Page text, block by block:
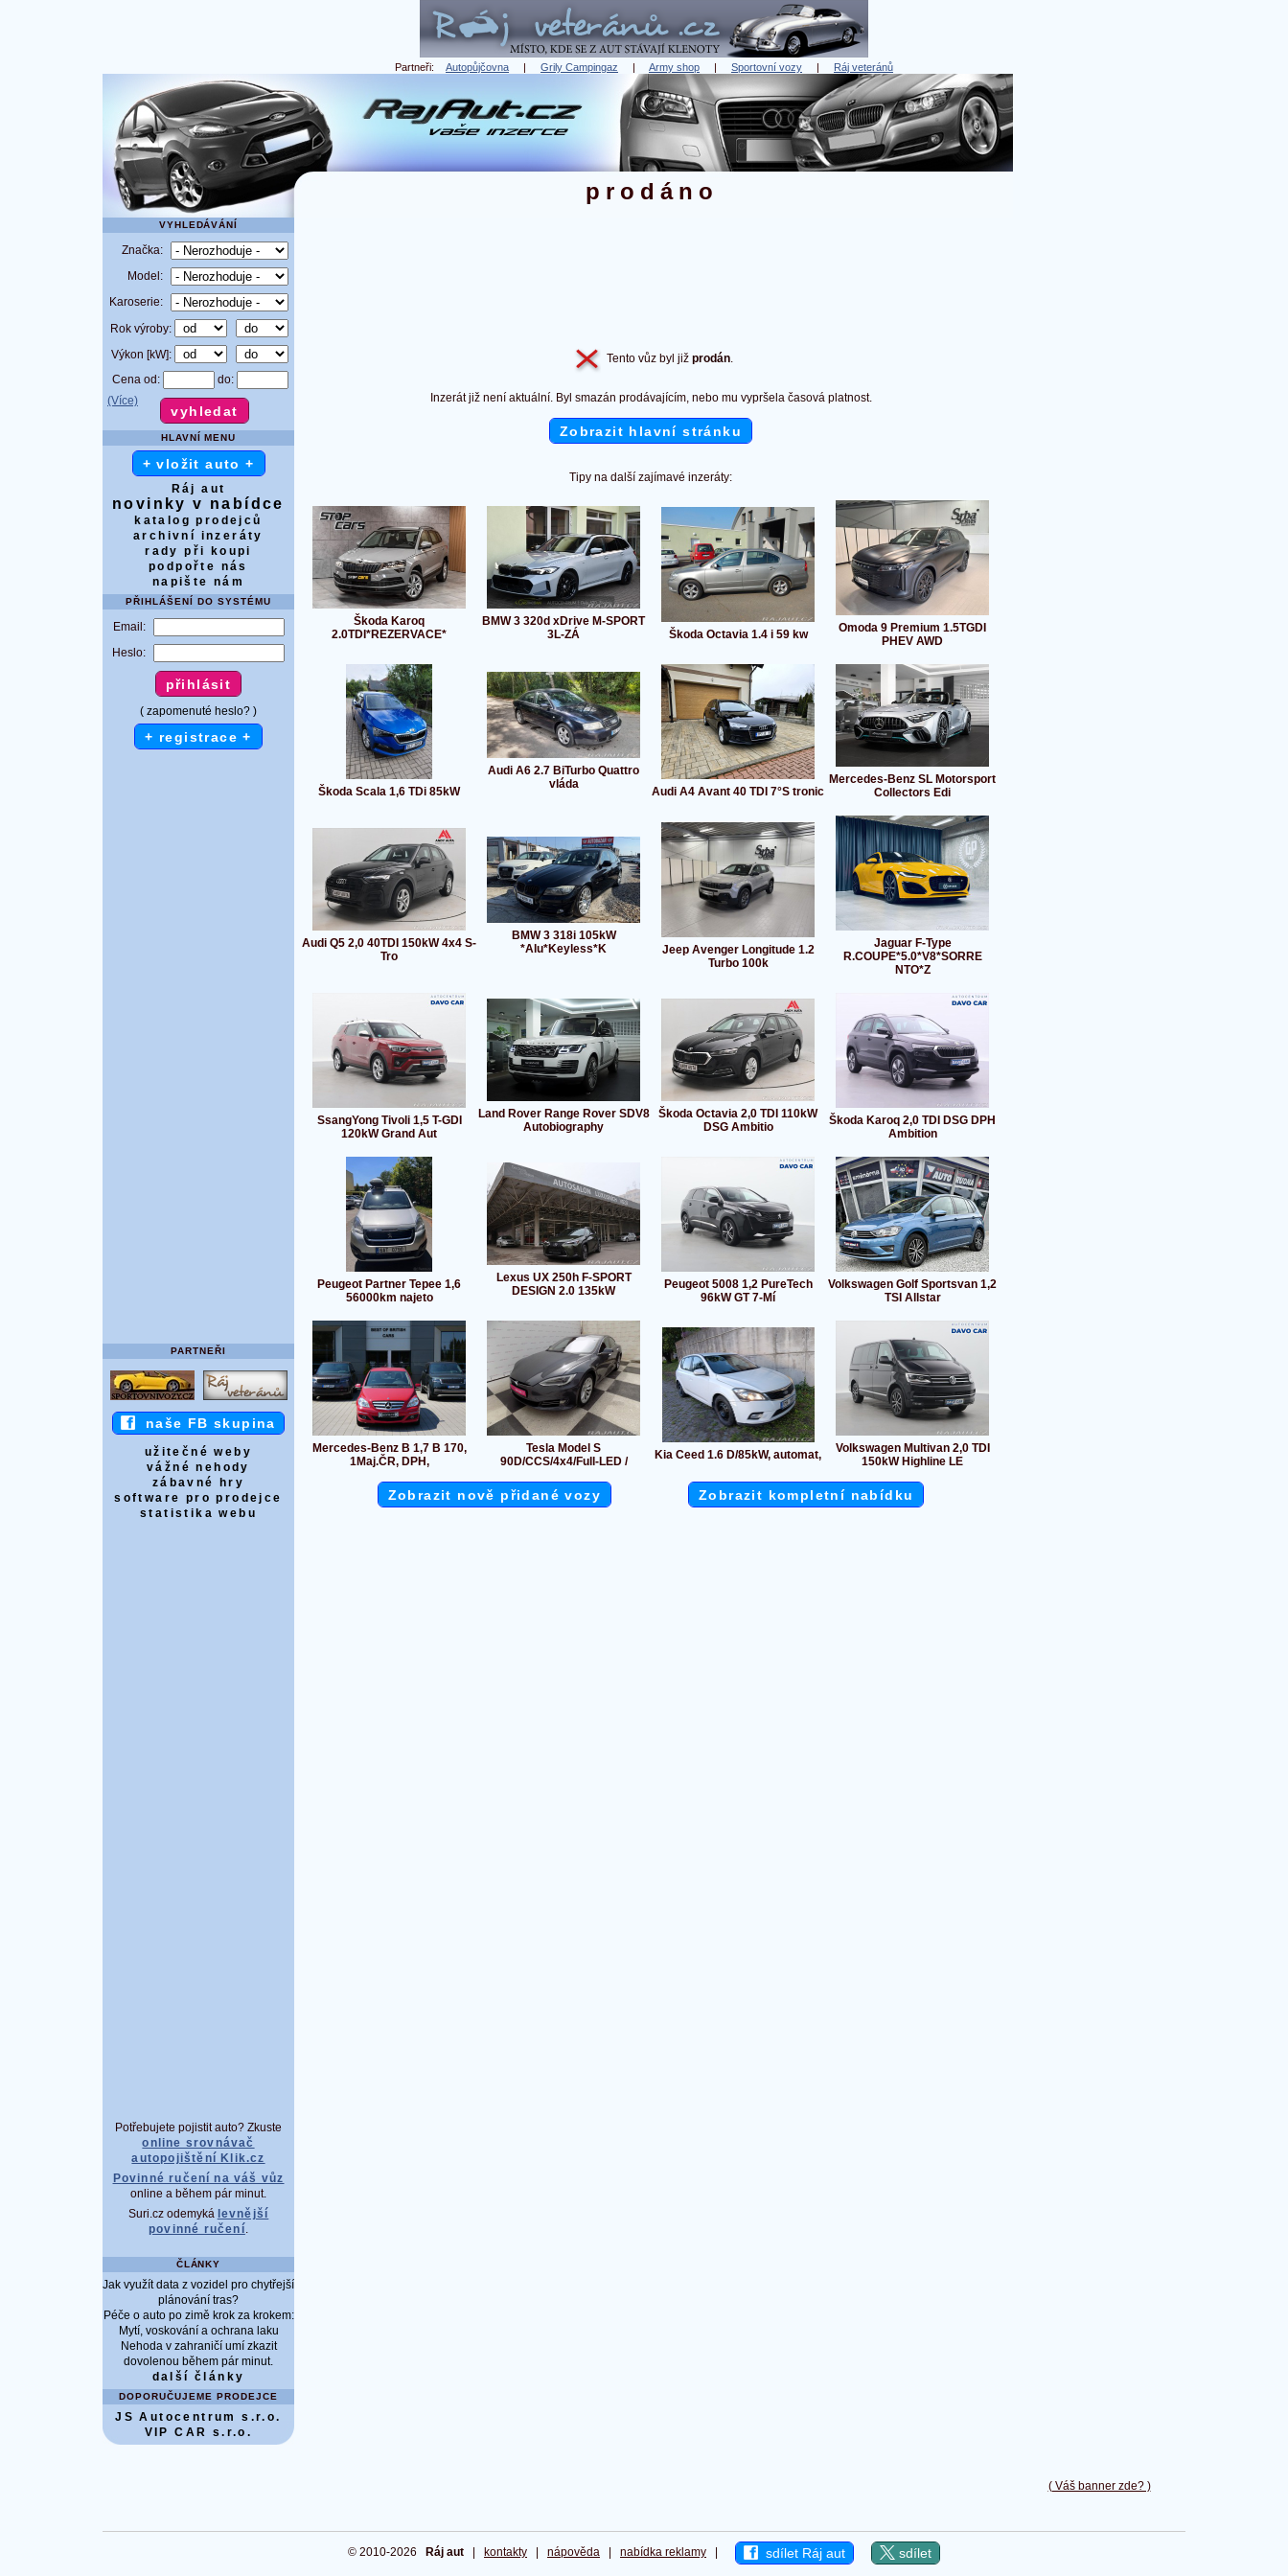
Partneři: Autopůjčovna | Grily Campingaz | Army shop | Sportovní vozy | Ráj veteránů
( Váš banner zde? )
prodáno
VYHLEDÁVÁNÍ
Značka:
Model:
Karoserie:
Rok výroby:
Výkon [kW]:
Cena od:
do:
(Více)
HLAVNÍ MENU
+ vložit auto +
Ráj aut
novinky v nabídce
katalog prodejců
archivní inzeráty
rady při koupi
podpořte nás
napište nám
PŘIHLÁŠENÍ DO SYSTÉMU
Email:
Heslo:
( zapomenuté heslo? )
+ registrace +
PARTNEŘI
naše FB skupina
užitečné weby
vážné nehody
zábavné hry
software pro prodejce
statistika webu
Potřebujete pojistit auto? Zkuste
online srovnávač
autopojištění Klik.cz
Povinné ručení na váš vůz
online a během pár minut.
Suri.cz odemyká levnější
povinné ručení.
ČLÁNKY
Jak využít data z vozidel pro chytřejší
plánování tras?
Péče o auto po zimě krok za krokem:
Mytí, voskování a ochrana laku
Nehoda v zahraničí umí zkazit
dovolenou během pár minut.
další články
DOPORUČUJEME PRODEJCE
JS Autocentrum s.r.o.
VIP CAR s.r.o.
Tento vůz byl již prodán.
Inzerát již není aktuální. Byl smazán prodávajícím, nebo mu vypršela časová platnost.
Zobrazit hlavní stránku
Tipy na další zajímavé inzeráty:
Škoda Karoq
2.0TDI*REZERVACE*
BMW 3 320d xDrive M-SPORT
3L-ZÁ
Škoda Octavia 1.4 i 59 kw
Omoda 9 Premium 1.5TGDI
PHEV AWD
Škoda Scala 1,6 TDi 85kW
Audi A6 2.7 BiTurbo Quattro
vláda
Audi A4 Avant 40 TDI 7°S tronic
Mercedes-Benz SL Motorsport
Collectors Edi
Audi Q5 2,0 40TDI 150kW 4x4 S-
Tro
BMW 3 318i 105kW
*Alu*Keyless*K
Jeep Avenger Longitude 1.2
Turbo 100k
Jaguar F-Type
R.COUPE*5.0*V8*SORRE
NTO*Z
SsangYong Tivoli 1,5 T-GDI
120kW Grand Aut
Land Rover Range Rover SDV8
Autobiography
Škoda Octavia 2,0 TDI 110kW
DSG Ambitio
Škoda Karoq 2,0 TDI DSG DPH
Ambition
Peugeot Partner Tepee 1,6
56000km najeto
Lexus UX 250h F-SPORT
DESIGN 2.0 135kW
Peugeot 5008 1,2 PureTech
96kW GT 7-Mí
Volkswagen Golf Sportsvan 1,2
TSI Allstar
Mercedes-Benz B 1,7 B 170,
1Maj.ČR, DPH,
Tesla Model S
90D/CCS/4x4/Full-LED /
Kia Ceed 1.6 D/85kW, automat,
Volkswagen Multivan 2,0 TDI
150kW Highline LE
Zobrazit nově přidané vozy Zobrazit kompletní nabídku
© 2010-2026 Ráj aut kontakty nápověda nabídka reklamy sdílet Ráj aut sdílet